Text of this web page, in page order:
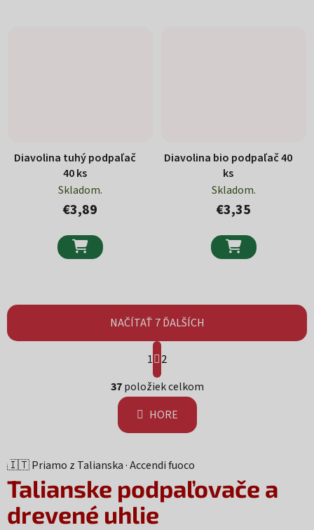
Diavolina tuhý podpaľač
40 ks
Skladom.
€3,89

Diavolina bio podpaľač 40
ks
Skladom.
€3,35

Ovládacie prvky výpisu
NAČÍTAŤ 7 ĎALŠÍCH
Stránkovanie
1
2
37položiek celkom
HORE
🇮🇹 Priamo z Talianska · Accendi fuoco
Talianske podpaľovače a
drevené uhlie